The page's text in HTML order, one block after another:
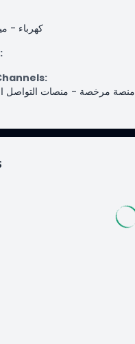
كهرباء -
:
:
منصة مرخصة - منصات التواصل